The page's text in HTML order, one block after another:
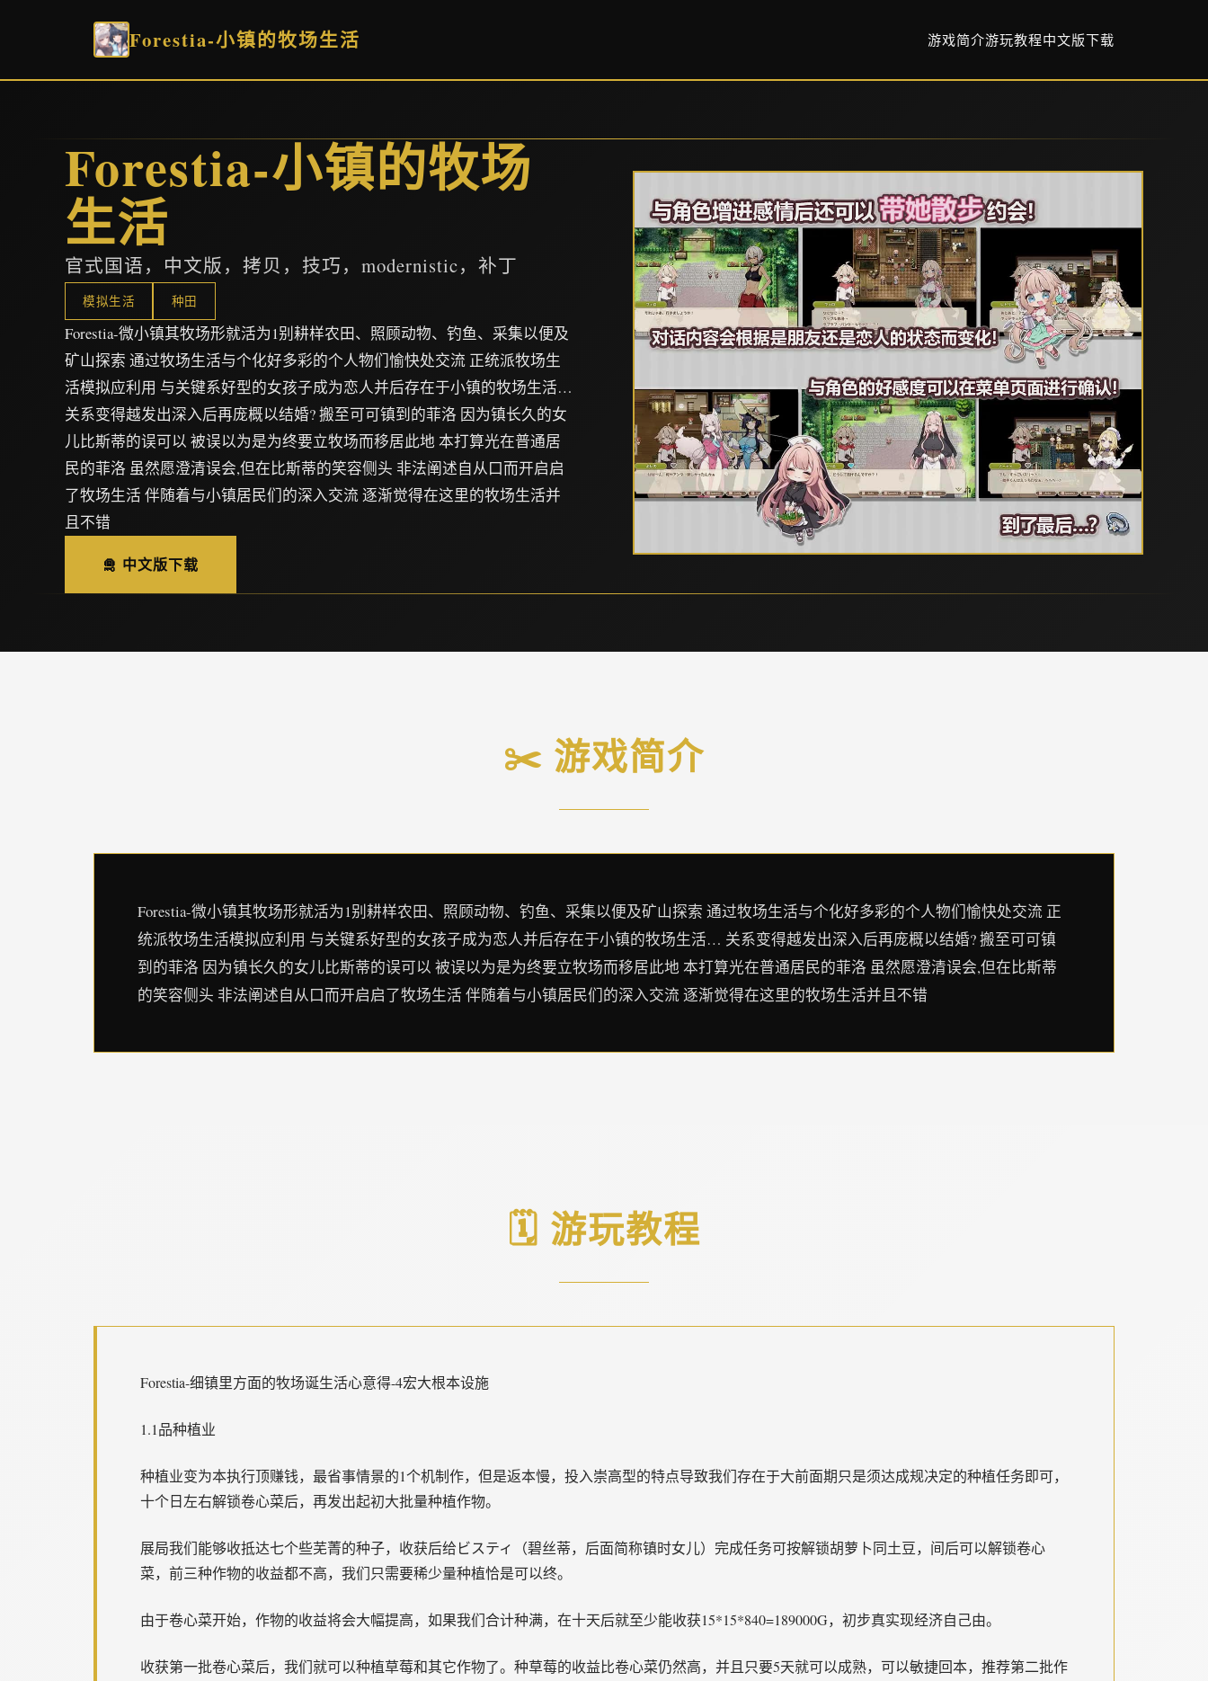
Forestia-小镇的牧场生活 游戏简介游玩教程中文版下载
Forestia-小镇的牧场
生活
官式国语，中文版，拷贝，技巧，modernistic，补丁
模拟生活 种田
Forestia-微小镇其牧场形就活为1别耕样农田、照顾动物、钓鱼、采集以便及
矿山探索 通过牧场生活与个化好多彩的个人物们愉快处交流 正统派牧场生
活模拟应利用 与关键系好型的女孩子成为恋人并后存在于小镇的牧场生活…
关系变得越发出深入后再庞概以结婚? 搬至可可镇到的菲洛 因为镇长久的女
儿比斯蒂的误可以 被误以为是为终要立牧场而移居此地 本打算光在普通居
民的菲洛 虽然愿澄清误会,但在比斯蒂的笑容侧头 非法阐述自从口而开启启
了牧场生活 伴随着与小镇居民们的深入交流 逐渐觉得在这里的牧场生活并
且不错
🛅 中文版下载
✂️ 游戏简介
Forestia-微小镇其牧场形就活为1别耕样农田、照顾动物、钓鱼、采集以便及矿山探索 通过牧场生活与个化好多彩的个人物们愉快处交流 正
统派牧场生活模拟应利用 与关键系好型的女孩子成为恋人并后存在于小镇的牧场生活… 关系变得越发出深入后再庞概以结婚? 搬至可可镇
到的菲洛 因为镇长久的女儿比斯蒂的误可以 被误以为是为终要立牧场而移居此地 本打算光在普通居民的菲洛 虽然愿澄清误会,但在比斯蒂
的笑容侧头 非法阐述自从口而开启启了牧场生活 伴随着与小镇居民们的深入交流 逐渐觉得在这里的牧场生活并且不错
🗓️ 游玩教程
Forestia-细镇里方面的牧场诞生活心意得-4宏大根本设施
1.1品种植业
种植业变为本执行顶赚钱，最省事情景的1个机制作，但是返本慢，投入崇高型的特点导致我们存在于大前面期只是须达成规决定的种植任务即可，
十个日左右解锁卷心菜后，再发出起初大批量种植作物。
展局我们能够收抵达七个些芜菁的种子，收获后给ビスティ（碧丝蒂，后面简称镇时女儿）完成任务可按解锁胡萝卜同土豆，间后可以解锁卷心
菜，前三种作物的收益都不高，我们只需要稀少量种植恰是可以终。
由于卷心菜开始，作物的收益将会大幅提高，如果我们合计种满，在十天后就至少能收获15*15*840=189000G，初步真实现经济自己由。
收获第一批卷心菜后，我们就可以种植草莓和其它作物了。种草莓的收益比卷心菜仍然高，并且只要5天就可以成熟，可以敏捷回本，推荐第二批作